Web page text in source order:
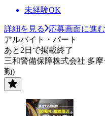
未経験OK
詳細を見る
応募画面に進む
アルバイト・パート
あと2日で掲載終了
三和警備保障株式会社 多
勤)